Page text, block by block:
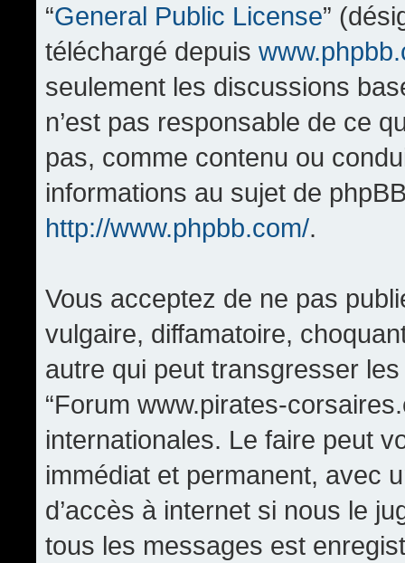
“General Public License”
téléchargé depuis
seulement les discussions
n’est pas responsable de ce
pas, comme contenu ou
informations au sujet de
http://www.phpbb.com/.
Vous acceptez de ne pas
vulgaire, diffamatoire,
autre qui peut transgresser
“Forum www.pirates-
internationales. Le faire peut
immédiat et permanent, avec
d’accès à internet si nous le
tous les messages est